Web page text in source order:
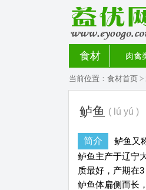
食材 肉禽
当前位置： 食材首页 >
鲈鱼 ( lú yú )
简介
鲈鱼又
鲈鱼主产于辽宁
质最好，产期在
鲈鱼体扁侧而长